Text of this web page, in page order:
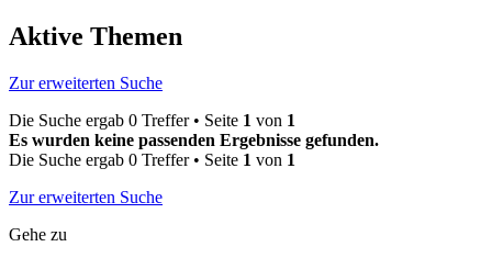
Aktive Themen
Zur erweiterten Suche
Die Suche ergab 0 Treffer • Seite 1 von 1
Es wurden keine passenden Ergebnisse gefunden.
Die Suche ergab 0 Treffer • Seite 1 von 1
Zur erweiterten Suche
Gehe zu